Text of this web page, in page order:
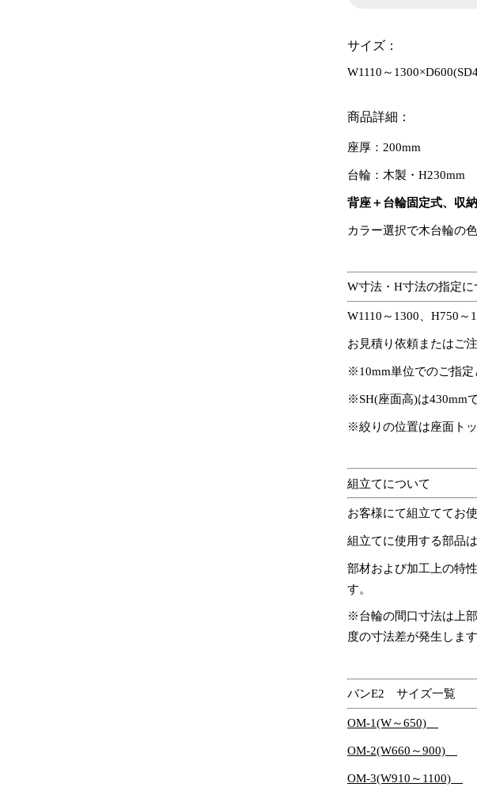
サイズ：
W1110～
商品詳細：
座厚：200mm
台輪：木製・H230mm
背座＋台輪固定式、収
カラー選択で木台輪の
W寸法・H寸法の指定に
W1110～1300、H750～
お見積り依頼またはご
※10mm単位でのご指定
※SH(座面高)は430mm
※絞りの位置は座面ト
組立てについて
お客様にて組立ててお
組立てに使用する部品
部材および加工上の特
す。
※台輪の間口寸法は上
度の寸法差が発生しま
バンE2 サイズ一覧
OM-1(W～650)
OM-2(W660～900)
OM-3(W910～1100)